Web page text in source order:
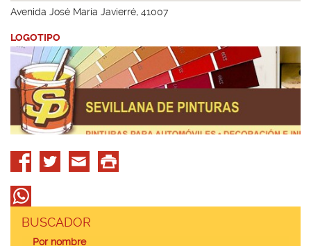
Avenida José María Javierré, 41007
LOGOTIPO
BUSCADOR
Por nombre